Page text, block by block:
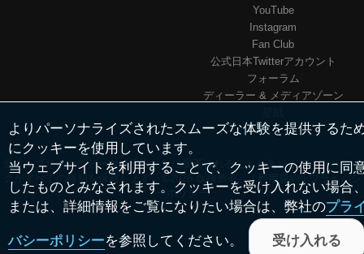
よりパーソナライズされたスムーズな体験を提供するた
にクッキーを使用しています。
当ウェブサイトを利用することで、クッキーの使用に同
したものとみなされます。クッキーを受け入れない場合
または、詳細情報をご覧になりたい場合は、弊社のプラ
バシーポリシーを参照してください。
YouTube
Instagram
Fan Club
公式日本Twitterアカウント
フォーラム
ディーラー & メディアゾーン
当ウェブサイトのデータは予告なしに変更されることがあります。アスロッ
クがすべての権利を保有します。©2026 版権所有。 |
利用規約 | プライバシ
ーポリシー